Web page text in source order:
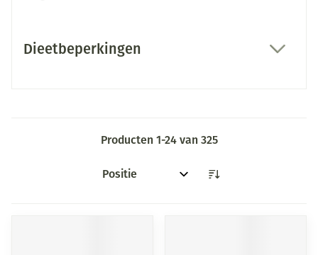
Dieetbeperkingen
Producten 1-24van 325
Sorteer op: